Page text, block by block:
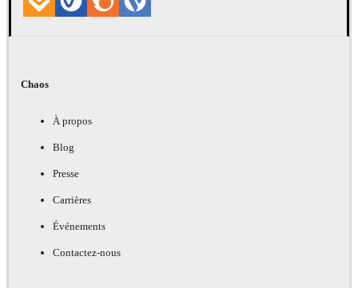
Chaos
À propos
Blog
Presse
Carrières
Événements
Contactez-nous